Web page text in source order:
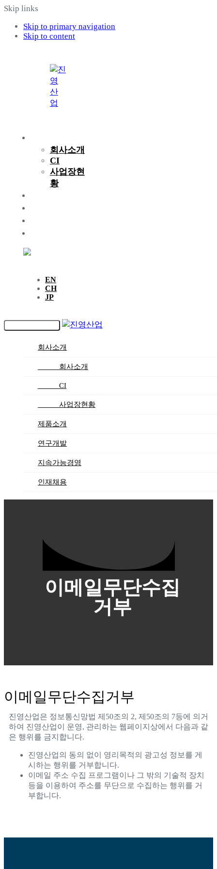
Skip links
Skip to primary navigation
Skip to content
회사소개
CI
사업장현
황
EN
CH
JP
회사소개
_____ 회사소개
_____ CI
_____ 사업장현황
제품소개
연구개발
지속가능경영
인재채용
이메일무단수집
거부
이메일무단수집거부
진영산업은 정보통신망법 제50조의 2, 제50조의 7등에 의거
하여 진영산업이 운영, 관리하는 웹페이지상에서 다음과 같
은 행위를 금지합니다.
진영산업의 동의 없이 영리목적의 광고성 정보를 게
시하는 행위를 거부합니다.
이메일 주소 수집 프로그램이나 그 밖의 기술적 장치
등을 이용하여 주소를 무단으로 수집하는 행위를 거
부합니다.